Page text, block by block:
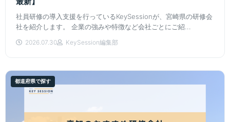
社員研修の導入支援を行っているKeySessionが、宮崎県の研修会
社を紹介します。 企業の強みや特徴など会社ごとにご紹...
2026.07.30 KeySession編集部
都道府県で探す